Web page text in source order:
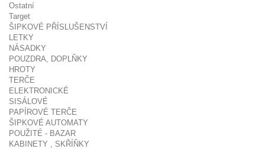
Ostatní
Target
ŠIPKOVÉ PŘÍSLUŠENSTVÍ
LETKY
NÁSADKY
POUZDRA, DOPLŇKY
HROTY
TERČE
ELEKTRONICKÉ
SISÁLOVÉ
PAPÍROVÉ TERČE
ŠIPKOVÉ AUTOMATY
POUŽITÉ - BAZAR
KABINETY , SKŘÍŇKY